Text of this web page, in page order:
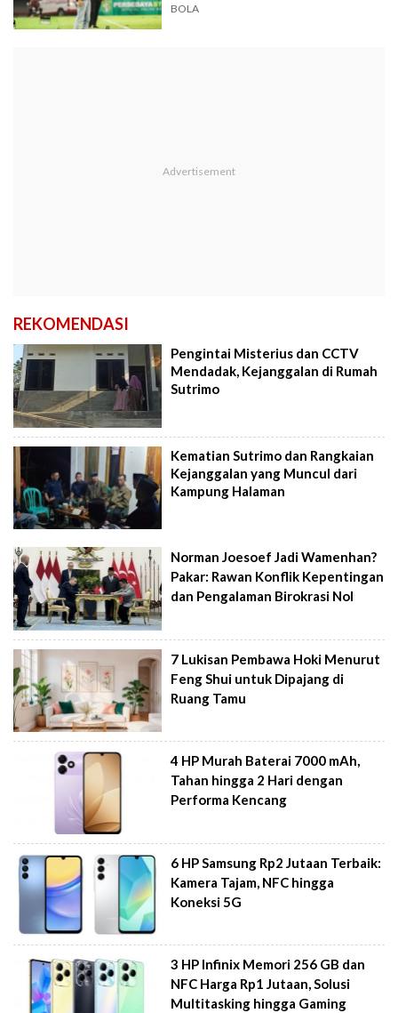
BOLA
REKOMENDASI
Pengintai Misterius dan CCTV
Mendadak, Kejanggalan di Rumah
Sutrimo
Kematian Sutrimo dan Rangkaian
Kejanggalan yang Muncul dari
Kampung Halaman
Norman Joesoef Jadi Wamenhan?
Pakar: Rawan Konflik Kepentingan
dan Pengalaman Birokrasi Nol
7 Lukisan Pembawa Hoki Menurut
Feng Shui untuk Dipajang di
Ruang Tamu
4 HP Murah Baterai 7000 mAh,
Tahan hingga 2 Hari dengan
Performa Kencang
6 HP Samsung Rp2 Jutaan Terbaik:
Kamera Tajam, NFC hingga
Koneksi 5G
3 HP Infinix Memori 256 GB dan
NFC Harga Rp1 Jutaan, Solusi
Multitasking hingga Gaming